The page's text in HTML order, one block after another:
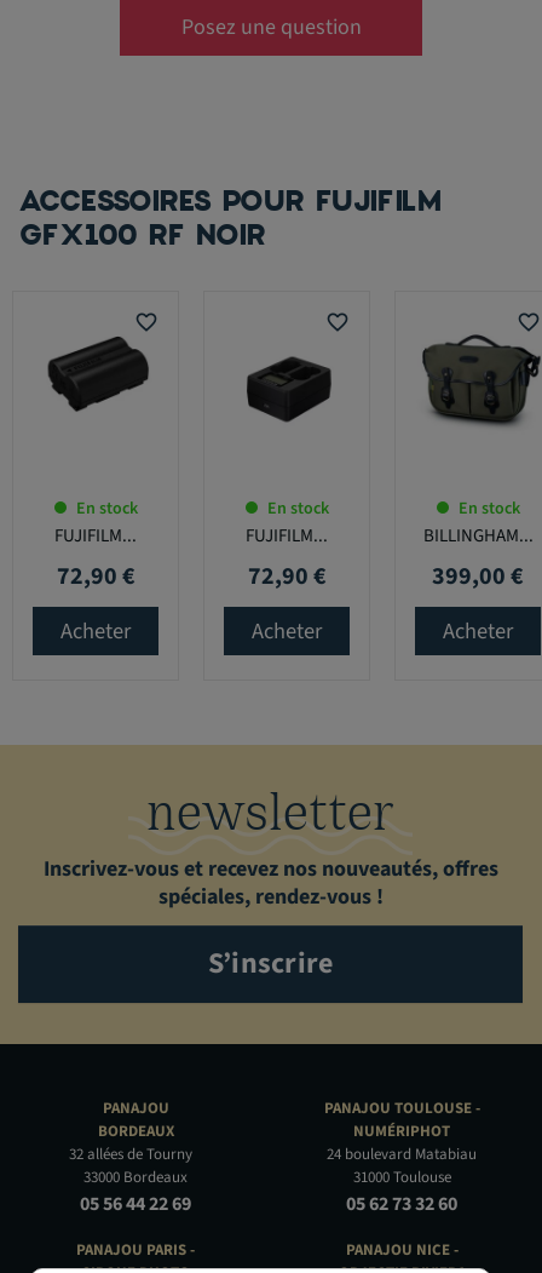
Posez une question
ACCESSOIRES POUR FUJIFILM
GFX100 RF NOIR
favorite_border
En stock
FUJIFILM...
Prix
72,90 €
Acheter
favorite_border
En stock
FUJIFILM...
Prix
72,90 €
Acheter
favorite_border
En stock
BILLINGHAM...
Prix
399,00 €
Acheter
newsletter
Inscrivez-vous et recevez nos nouveautés, offres
spéciales, rendez-vous !
S’inscrire
PANAJOU
BORDEAUX
32 allées de Tourny
33000 Bordeaux
05 56 44 22 69
PANAJOU PARIS -
PANAJOU TOULOUSE -
NUMÉRIPHOT
24 boulevard Matabiau
31000 Toulouse
05 62 73 32 60
PANAJOU NICE -